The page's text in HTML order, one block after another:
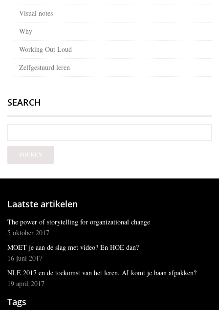
Visual notes
Why
Working Out Loud
Zelfgestuurd leren
SEARCH
Laatste artikelen
The power of storytelling for organizational change
5 oktober 2017
MOET je aan de slag met video? En HOE dan?
16 juni 2017
NLE 2017 en de toekomst van het leren. AI komt je baan afpakken?
19 april 2017
Tags